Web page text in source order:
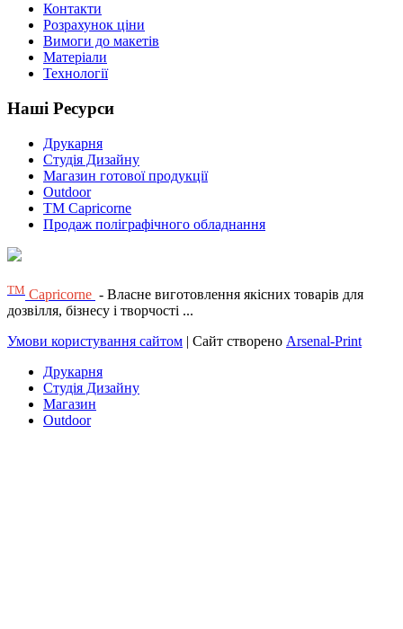
Контакти
Розрахунок ціни
Вимоги до макетів
Матеріали
Технології
Наші Ресурси
Друкарня
Студія Дизайну
Магазин готової продукції
Outdoor
TM Capricorne
Продаж поліграфічного обладнання
ТМ Capricorne - Власне виготовлення якісних товарів для
дозвілля, бізнесу і творчості ...
Умови користування сайтом | Сайт створено Arsenal-Print
Друкарня
Студія Дизайну
Магазин
Outdoor